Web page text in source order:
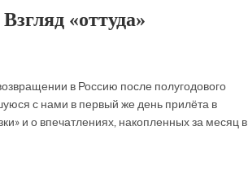
«оттуда»
в Россию после полугодового
с нами в первый же день прилёта в
и о впечатлениях, накопленных за месяц в